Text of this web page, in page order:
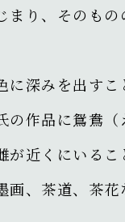
り、そのも
深みを出すこ
作品に鴛鴦
近くにいる
、茶道、茶花